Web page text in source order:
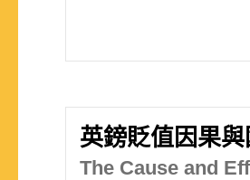
英鎊貶值因果
The Cause and